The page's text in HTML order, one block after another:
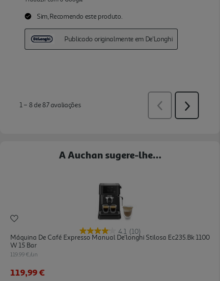
A Auchan sugere-lhe...
4.1 (10)
Máquina De Café Expresso Manual De'longhi Stilosa Ec235.bk 1100
W 15 Bar
119.99 €/un
119,99 €